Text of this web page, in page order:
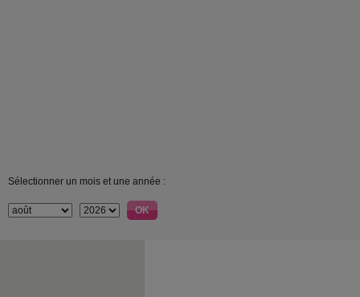
Sélectionner un mois et une année :